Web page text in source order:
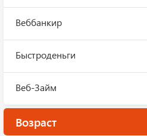
Веббанкир
Быстроденьги
Веб-Займ
Возраст